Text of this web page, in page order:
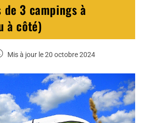
de 3 campings à
à côté)
Mis à jour le 20 octobre 2024